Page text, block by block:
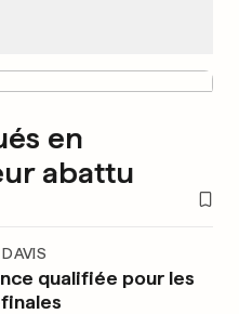
en
abattu
qualifiée pour les